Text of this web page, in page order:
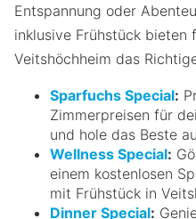
Entspannung oder
inklusive Frühstück bieten
Veitshöchheim das
Sparfuchs Special:
Zimmerpreisen für
und hole das Beste
Wellness Special:
einem kostenlosen
mit Frühstück in
Dinner Special: